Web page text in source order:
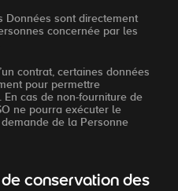
Données sont directement
concernée par les
contrat, certaines données
pour permettre
En cas de non-fourniture de
ne pourra exécuter le
de la Personne
conservation des